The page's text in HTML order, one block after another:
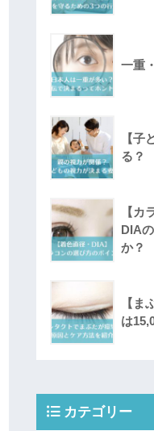
一重
【子
る？
【カ
DIA
か？
【ま
は
カテゴリー